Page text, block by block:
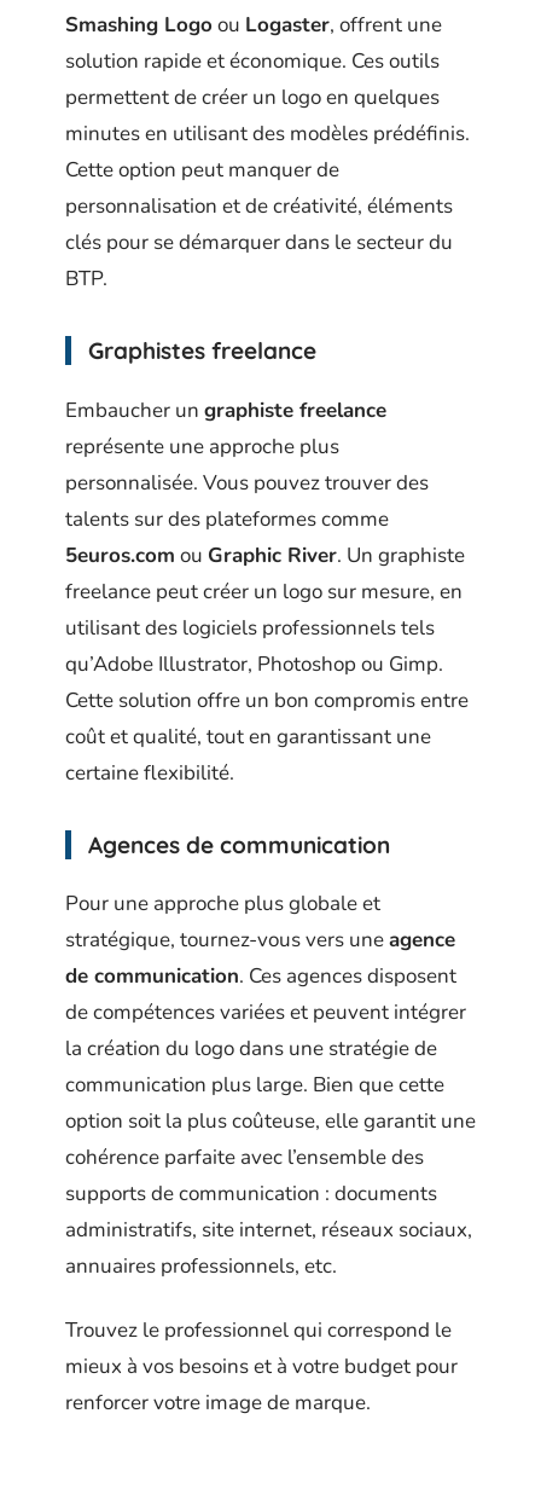
Smashing Logo ou Logaster, offrent une
solution rapide et économique. Ces outils
permettent de créer un logo en quelques
minutes en utilisant des modèles prédéfinis.
Cette option peut manquer de
personnalisation et de créativité, éléments
clés pour se démarquer dans le secteur du
BTP.
Graphistes freelance
Embaucher un graphiste freelance
représente une approche plus
personnalisée. Vous pouvez trouver des
talents sur des plateformes comme
5euros.com ou Graphic River. Un graphiste
freelance peut créer un logo sur mesure, en
utilisant des logiciels professionnels tels
qu’Adobe Illustrator, Photoshop ou Gimp.
Cette solution offre un bon compromis entre
coût et qualité, tout en garantissant une
certaine flexibilité.
Agences de communication
Pour une approche plus globale et
stratégique, tournez-vous vers uneagence
de communication. Ces agences disposent
de compétences variées et peuvent intégrer
la création du logo dans une stratégie de
communication plus large. Bien que cette
option soit la plus coûteuse, elle garantit une
cohérence parfaite avec l’ensemble des
supports de communication : documents
administratifs, site internet, réseaux sociaux,
annuaires professionnels, etc.
Trouvez le professionnel qui correspond le
mieux à vos besoins et à votre budget pour
renforcer votre image de marque.